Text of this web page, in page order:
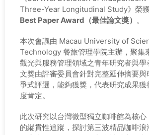
Three-Year Longitudinal Study》榮
Best Paper Award（最佳論文獎） 。
本次會議由 Macau University of
Technology 餐旅管理學院主辦，聚集
觀光與服務管理領域之青年研究者與學
文獎由評審委員會針對完整延伸摘要與
爭式評選，能夠獲獎，代表研究成果獲
度肯定。
此次研究以台灣微型獨立咖啡館為核
的縱貫性追蹤，探討第三波精品咖啡